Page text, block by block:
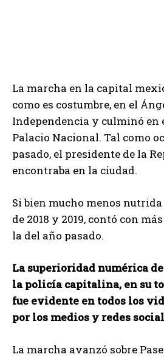
La marcha en la capital
como es costumbre, en el
Independencia y culminó en
Palacio Nacional. Tal como
pasado, el presidente de la
encontraba en la ciudad.
Si bien mucho menos
de 2018 y 2019, contó con
la del año pasado.
La superioridad numérica
la policía capitalina, en su
fue evidente en todos los
por los medios y redes
La marcha avanzó sobre